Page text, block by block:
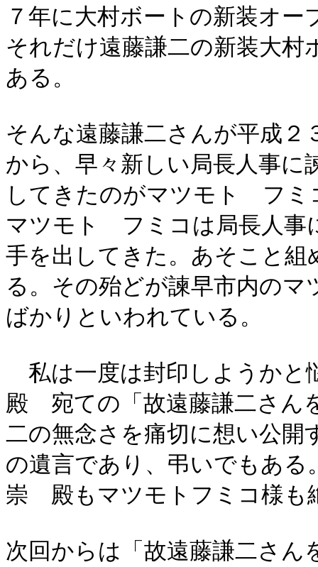
７年に大村ボートの新装オ
それだけ遠藤謙二の新装大
ある。
そんな遠藤謙二さんが平成２
から、早々新しい局長人事に
してきたのがマツモト フミ
マツモト フミコは局長人事
手を出してきた。あそこと
る。その殆どが諫早市内の
ばかりといわれている。
私は一度は封印しようか
殿 宛ての「故遠藤謙二さん
二の無念さを痛切に想い公
の遺言であり、弔いでもある
崇 殿もマツモトフミコ様も
次回からは「故遠藤謙二さん